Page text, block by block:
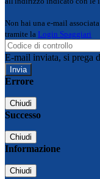
Non hai una e-mail
tramite la Login Spaggiari
E-mail inviata, si prega
Errore
Chiudi
Successo
Chiudi
Informazione
Chiudi